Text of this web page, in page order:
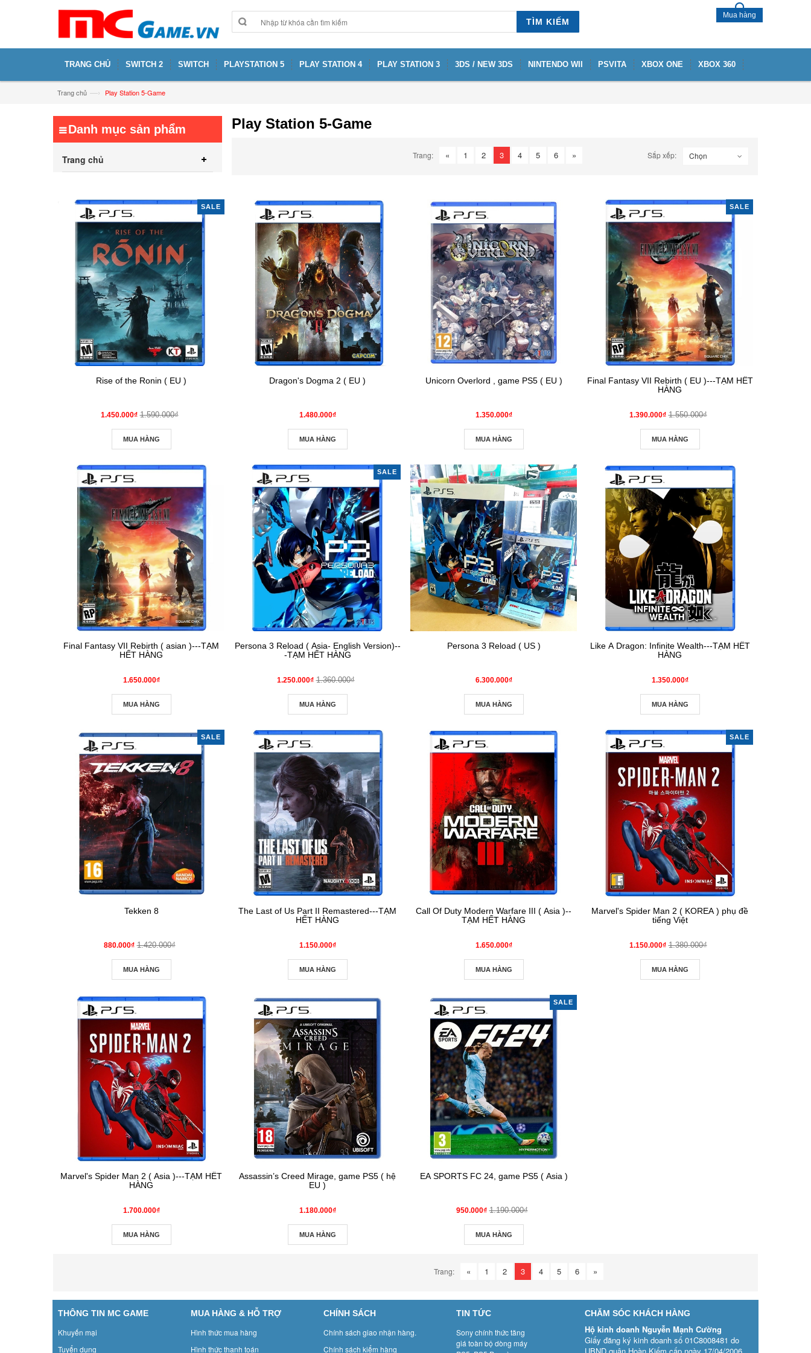
TÌM KIẾM
Mua hàng
TRANG CHỦ SWITCH 2 SWITCH PLAYSTATION 5 PLAY STATION 4 PLAY STATION 3 3DS / NEW 3DS NINTENDO WII PSVITA XBOX ONE XBOX 360
Trang chủ —› Play Station 5-Game
Danh mục sản phẩm
Trang chủ
Play Station 5-Game
Sắp xếp: Chọn
Trang: « 1 2 3 4 5 6 »
SALE
Rise of the Ronin ( EU )
1.450.000₫ 1.590.000₫
MUA HÀNG
Dragon's Dogma 2 ( EU )
1.480.000₫
MUA HÀNG
Unicorn Overlord , game PS5 ( EU )
1.350.000₫
MUA HÀNG
SALE
Final Fantasy VII Rebirth ( EU )---TẠM HẾT
HÀNG
1.390.000₫ 1.550.000₫
MUA HÀNG
Final Fantasy VII Rebirth ( asian )---TẠM
HẾT HÀNG
1.650.000₫
MUA HÀNG
SALE
Persona 3 Reload ( Asia- English Version)--
-TẠM HẾT HÀNG
1.250.000₫ 1.360.000₫
MUA HÀNG
Persona 3 Reload ( US )
6.300.000₫
MUA HÀNG
Like A Dragon: Infinite Wealth---TẠM HẾT
HÀNG
1.350.000₫
MUA HÀNG
SALE
Tekken 8
880.000₫ 1.420.000₫
MUA HÀNG
The Last of Us Part II Remastered---TẠM
HẾT HÀNG
1.150.000₫
MUA HÀNG
Call Of Duty Modern Warfare III ( Asia )--
TẠM HẾT HÀNG
1.650.000₫
MUA HÀNG
SALE
Marvel's Spider Man 2 ( KOREA ) phụ đề
tiếng Việt
1.150.000₫ 1.380.000₫
MUA HÀNG
Marvel's Spider Man 2 ( Asia )---TẠM HẾT
HÀNG
1.700.000₫
MUA HÀNG
Assassin’s Creed Mirage, game PS5 ( hệ
EU )
1.180.000₫
MUA HÀNG
SALE
EA SPORTS FC 24, game PS5 ( Asia )
950.000₫ 1.190.000₫
MUA HÀNG
Trang: « 1 2 3 4 5 6 »
THÔNG TIN MC GAME
Khuyến mại
Tuyển dụng
MUA HÀNG & HỖ TRỢ
Hình thức mua hàng
Hình thức thanh toán
CHÍNH SÁCH
Chính sách giao nhận hàng.
Chính sách kiểm hàng
TIN TỨC
Sony chính thức tăng
giá toàn bộ dòng máy
CHĂM SÓC KHÁCH HÀNG
Hộ kinh doanh Nguyễn Mạnh Cường
Giấy đăng ký kinh doanh số 01C8008481 do